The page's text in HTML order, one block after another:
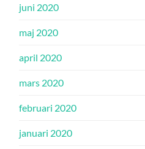
juni 2020
maj 2020
april 2020
mars 2020
februari 2020
januari 2020